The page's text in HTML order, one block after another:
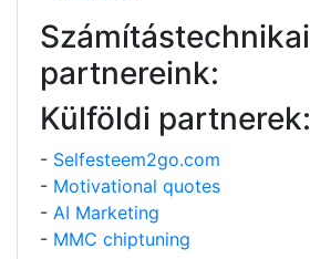
Számítástechnikai
partnereink:
Külföldi partnerek:
- Selfesteem2go.com
- Motivational quotes
- AI Marketing
- MMC chiptuning